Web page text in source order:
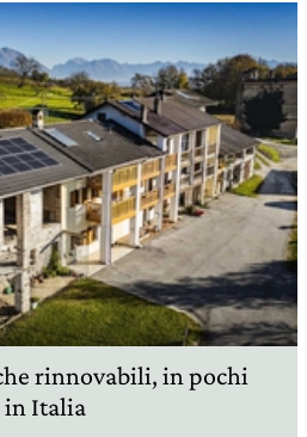
rinnovabili, in pochi
in Italia